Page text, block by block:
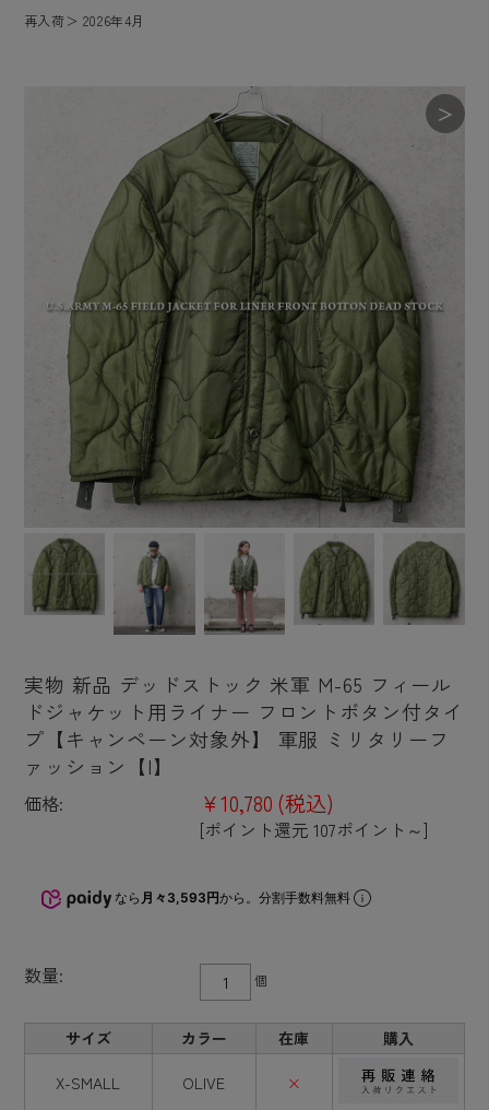
再入荷＞ 2026年4月
＞
実物 新品 デッドストック 米軍 M-65 フィール
ドジャケット用ライナー フロントボタン付タイ
プ【キャンペーン対象外】 軍服 ミリタリーフ
ァッション【I】
価格: ¥10,780 (税込)
[ポイント還元 107ポイント～]
なら 月々3,593円から。分割手数料無料
数量: 個
サイズ カラー 在庫 購入
X-SMALL OLIVE ×